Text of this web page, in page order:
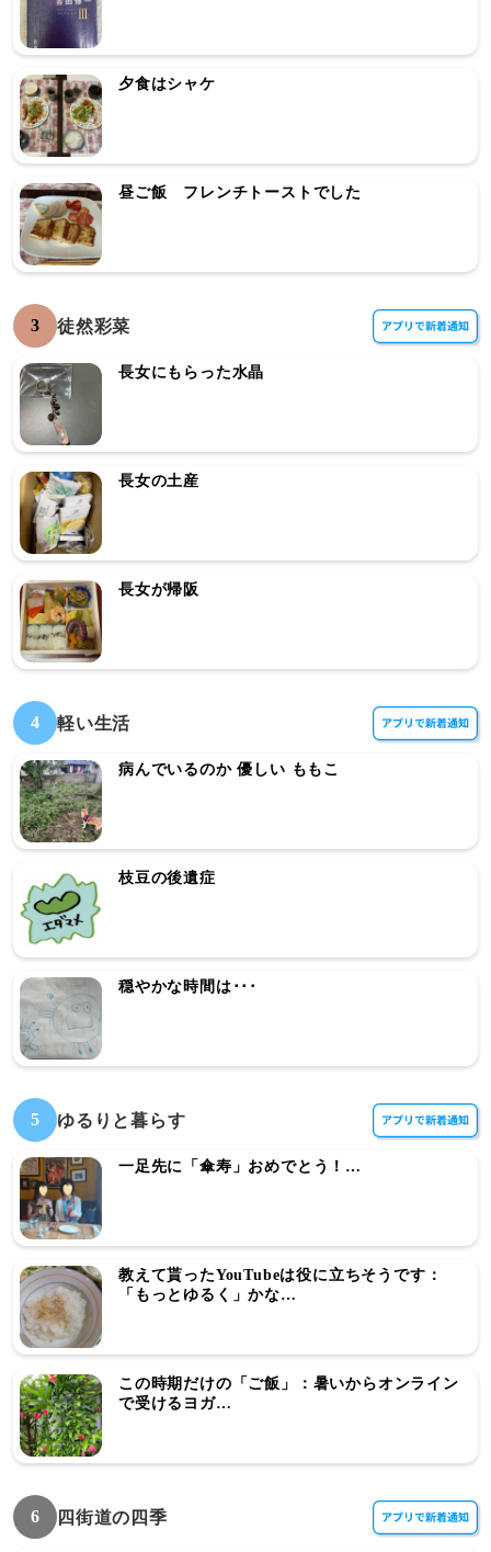
夕食はシャケ
昼ご飯 フレンチトーストでした
3 徒然彩菜
長女にもらった水晶
長女の土産
長女が帰阪
4 軽い生活
病んでいるのか 優しい ももこ
枝豆の後遺症
穏やかな時間は･･･
5 ゆるりと暮らす
一足先に「傘寿」おめでとう！…
教えて貰ったYouTubeは役に立ちそうです：
「もっとゆるく」かな…
この時期だけの「ご飯」：暑いからオンライン
で受けるヨガ…
6 四街道の四季